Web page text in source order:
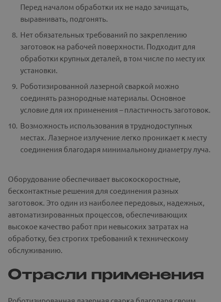
Перед началом обработки их не надо зачищать,
выравнивать, подгонять.
Нет обязательных требований по закреплению
заготовок на рабочей поверхности. Подходит для
обработки крупных деталей, в том числе по месту их
установки.
Роботизированной лазерной сваркой можно
соединять разнородные материалы. Основное
условие для их применения – пластичность заготовок.
Возможность использования в труднодоступных
местах. Лазерное излучение легко проникает к месту
соединения благодаря минимальному диаметру луча.
Оборудование обеспечивает высокоскоростные,
бесконтактные решения для соединения разных
заготовок. Это один из наиболее передовых, надежных,
автоматизированных процессов, обеспечивающих
высокое качество работ при невысоких затратах на
обработку, без строгих требований к техническому
обслуживанию.
Отрасли применения